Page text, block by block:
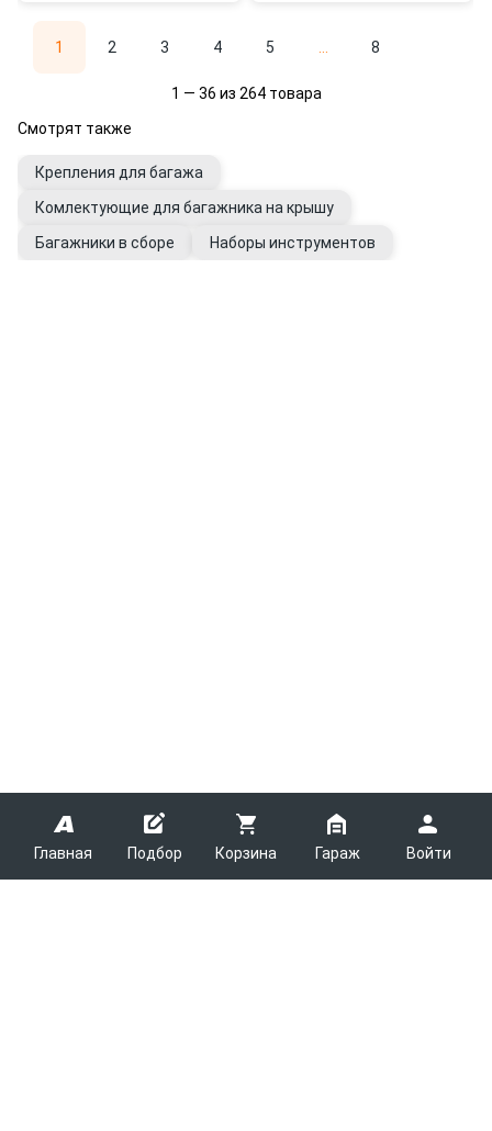
Главная Подбор Корзина Гараж Войти
1 2 3 4 5 8
1 — 36 из 264 товара
Смотрят также
Крепления для багажа
Комлектующие для багажника на крышу
Багажники в сборе
Наборы инструментов